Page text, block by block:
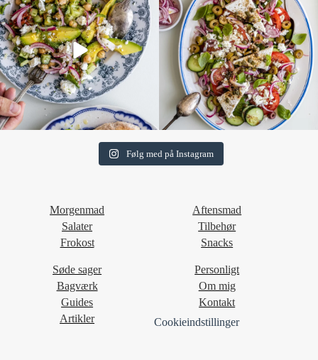
Følg med på Instagram
Morgenmad
Salater
Frokost
Aftensmad
Tilbehør
Snacks
Søde sager
Bagværk
Guides
Artikler
Personligt
Om mig
Kontakt
Cookieindstillinger